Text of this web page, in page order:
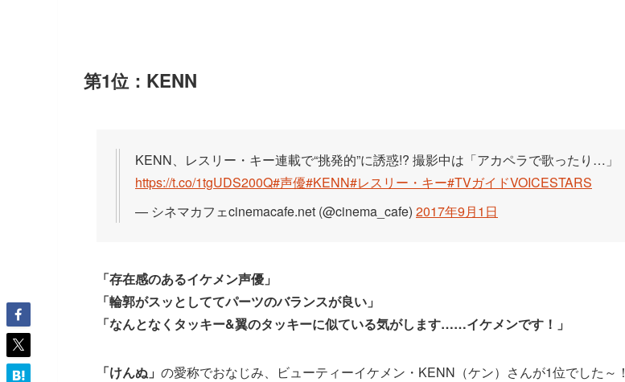
第1位：KENN
KENN、レスリー・キー連載で“挑発的”に誘惑!? 撮影中は「アカペラで歌ったり…」
https://t.co/1tgUDS200Q#声優#KENN#レスリー・キー#TVガイドVOICESTARS
— シネマカフェcinemacafe.net (@cinema_cafe) 2017年9月1日
「存在感のあるイケメン声優」
「輪郭がスッとしててパーツのバランスが良い」
「なんとなくタッキー&翼のタッキーに似ている気がします……イケメンです！」
「けんぬ」 の愛称でおなじみ、ビューティーイケメン・KENN（ケン）さんが1位でした～！